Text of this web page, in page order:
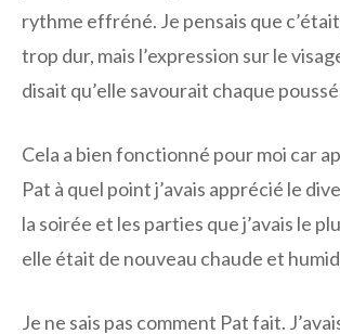
rythme effréné. Je pensais que
trop dur, mais l’expression sur le
disait qu’elle savourait chaque
Cela a bien fonctionné pour moi car
Pat à quel point j’avais apprécié le
la soirée et les parties que j’avais le
elle était de nouveau chaude et
Je ne sais pas comment Pat fait.